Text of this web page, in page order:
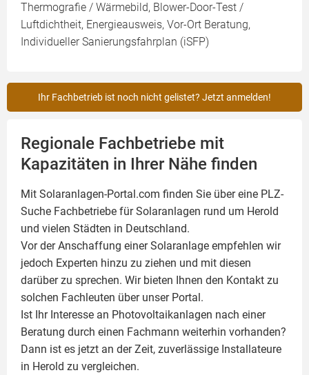
Thermografie / Wärmebild, Blower-Door-Test /
Luftdichtheit, Energieausweis, Vor-Ort Beratung,
Individueller Sanierungsfahrplan (iSFP)
Ihr Fachbetrieb ist noch nicht gelistet? Jetzt anmelden!
Regionale Fachbetriebe mit
Kapazitäten in Ihrer Nähe finden
Mit Solaranlagen-Portal.com finden Sie über eine PLZ-
Suche Fachbetriebe fürSolaranlagen rund um Herold
und vielen Städten in Deutschland.
Vor der Anschaffung einer Solaranlage empfehlen wir
jedoch Experten hinzu zu ziehen und mit diesen
darüber zu sprechen. Wir bieten Ihnen den Kontakt zu
solchen Fachleuten über unser Portal.
Ist Ihr Interesse an Photovoltaikanlagen nach einer
Beratung durch einen Fachmann weiterhin vorhanden?
Dann ist es jetzt an der Zeit, zuverlässige Installateure
in Herold zu vergleichen.